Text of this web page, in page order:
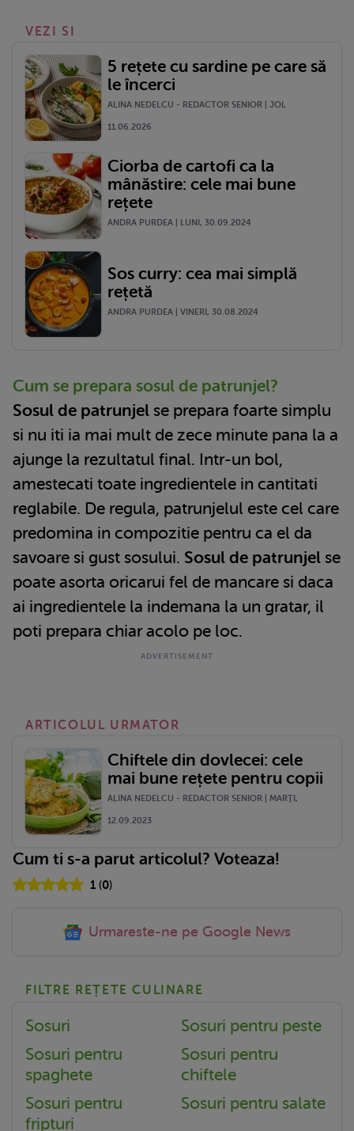
VEZI SI
5 rețete cu sardine pe care să
le încerci
ALINA NEDELCU - REDACTOR SENIOR | JOI,
11.06.2026
Ciorba de cartofi ca la
mânăstire: cele mai bune
rețete
ANDRA PURDEA | LUNI, 30.09.2024
Sos curry: cea mai simplă
rețetă
ANDRA PURDEA | VINERI, 30.08.2024
Cum se prepara sosul de patrunjel?
Sosul de patrunjel se prepara foarte simplu
si nu iti ia mai mult de zece minute pana la a
ajunge la rezultatul final. Intr-un bol,
amestecati toate ingredientele in cantitati
reglabile. De regula, patrunjelul este cel care
predomina in compozitie pentru ca el da
savoare si gust sosului. Sosul de patrunjel se
poate asorta oricarui fel de mancare si daca
ai ingredientele la indemana la un gratar, il
poti prepara chiar acolo pe loc.
ARTICOLUL URMATOR
Chiftele din dovlecei: cele
mai bune rețete pentru copii
ALINA NEDELCU - REDACTOR SENIOR | MARŢI,
12.09.2023
Cum ti s-a parut articolul? Voteaza!
1(0)
Urmareste-ne pe Google News
FILTRE REȚETE CULINARE
Sosuri
Sosuri pentru peste
Sosuri pentru
spaghete
Sosuri pentru
chiftele
Sosuri pentru
fripturi
Sosuri pentru salate